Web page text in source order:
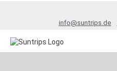
info@suntrips.de